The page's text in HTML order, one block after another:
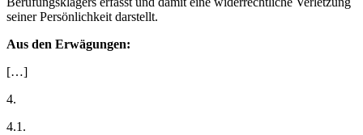
seiner Persönlichkeit darstellt.
Aus den Erwägungen:
[…]
4.
4.1.